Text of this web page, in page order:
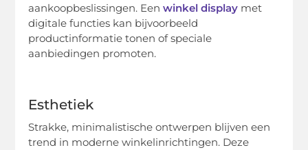
aankoopbeslissingen. Eenwinkel display met
digitale functies kan bijvoorbeeld
productinformatie tonen of speciale
aanbiedingen promoten.
Esthetiek
Strakke, minimalistische ontwerpen blijven een
trend in moderne winkelinrichtingen. Deze